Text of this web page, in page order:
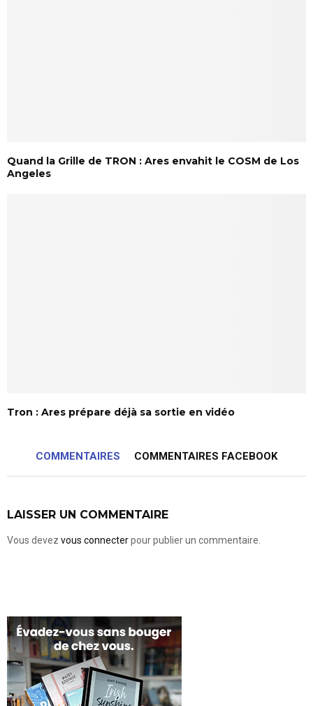
Quand la Grille de TRON : Ares envahit le COSM de Los
Angeles
Tron : Ares prépare déjà sa sortie en vidéo
COMMENTAIRES COMMENTAIRES FACEBOOK
LAISSER UN COMMENTAIRE
Vous devez vous connecterpour publier un commentaire.